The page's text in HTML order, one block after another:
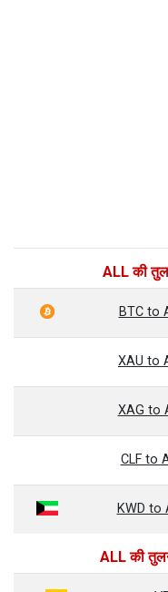
ALL की
BTC to
XAU to
XAG to
CLF to
KWD to
ALL की